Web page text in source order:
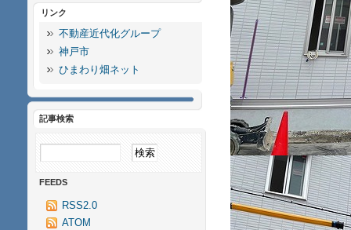
リンク
不動産近代化グループ
神戸市
ひまわり畑ネット
記事検索
FEEDS
RSS2.0
ATOM